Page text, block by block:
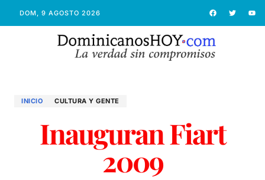
DOM, 9 AGOSTO 2026
INICIO CULTURA Y GENTE
Inauguran Fiart
2009